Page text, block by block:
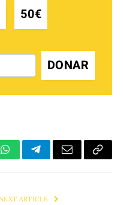
50€
DONAR
WhatsAppTelegramEmail Copy
ARTICLE